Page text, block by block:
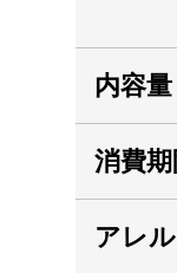
内容量
消費
アレ